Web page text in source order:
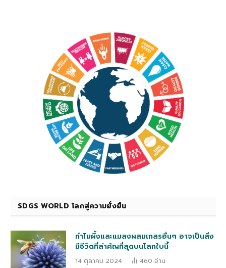
SDGS WORLD โลกสู่ความยั่งยืน
ทำไมผึ้งและแมลงผสมเกสรอื่นๆ อาจเป็นสิ่ง
มีชีวิตที่สำคัญที่สุดบนโลกใบนี้
14 ตุลาคม 2024 460 อ่าน